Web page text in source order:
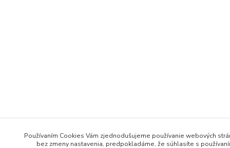
Používaním Cookies Vám zjednodušujeme používanie webových
bez zmeny nastavenia, predpokladáme, že súhlasíte s